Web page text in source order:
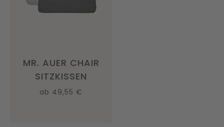
MR. AUER CHAIR
SITZKISSEN
ab 49,55 €